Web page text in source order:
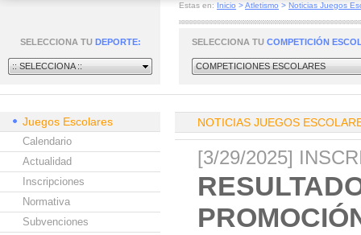
Estas en: Inicio >Atletismo > Noticias Juegos
SELECCIONA TU DEPORTE:
:: SELECCIONA ::
SELECCIONA TU COMPETICIÓN
COMPETICIONES ESCOLARES
Juegos Escolares
Calendario
Actualidad
Inscripciones
Normativa
Subvenciones
NOTICIAS JUEGOS
[3/29/2025]